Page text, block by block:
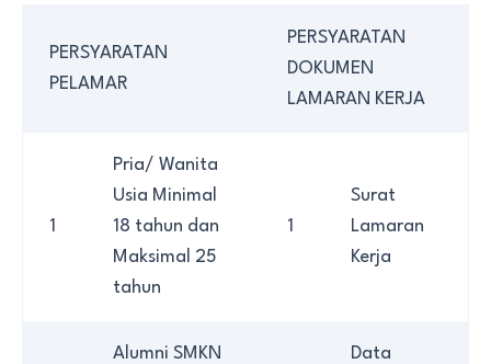
PERSYARATAN
PELAMAR
PERSYARATAN
DOKUMEN
LAMARAN KERJA
1
Pria/ Wanita
Usia Minimal
18 tahun dan
Maksimal 25
tahun
1
Surat
Lamaran
Kerja
Alumni SMKN
Data